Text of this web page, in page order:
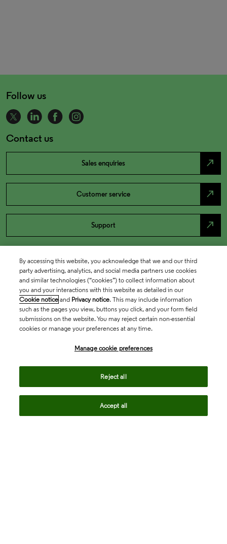
Follow us
Contact us
Sales enquiries north_east
Customer service north_east
Support north_east
By accessing this website, you acknowledge that we and our third
party advertising, analytics, and social media partners use cookies
and similar technologies (“cookies”) to collect information about
you and your interactions with this website as detailed in our
Cookie notice and Privacy notice. This may include information
such as the pages you view, buttons you click, and your form field
submissions on the website. You may reject certain non-essential
cookies or manage your preferences at any time.
Manage cookie preferences
Reject all
Accept all